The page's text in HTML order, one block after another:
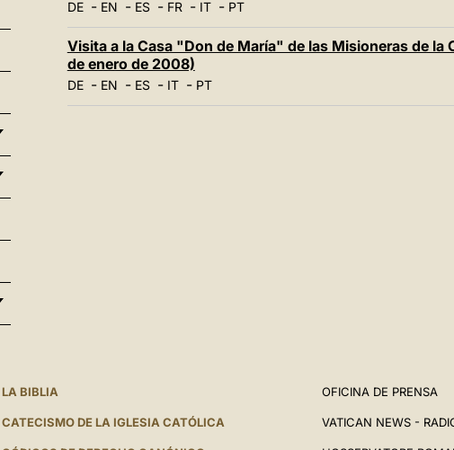
DE- EN - ES- FR- IT- PT
Visita a la Casa "Don de María" de las Misioneras de la
de enero de 2008)
DE- EN - ES- IT- PT
LA BIBLIA
CATECISMO DE LA IGLESIA CATÓLICA
OFICINA DE PRENSA
VATICAN NEWS -